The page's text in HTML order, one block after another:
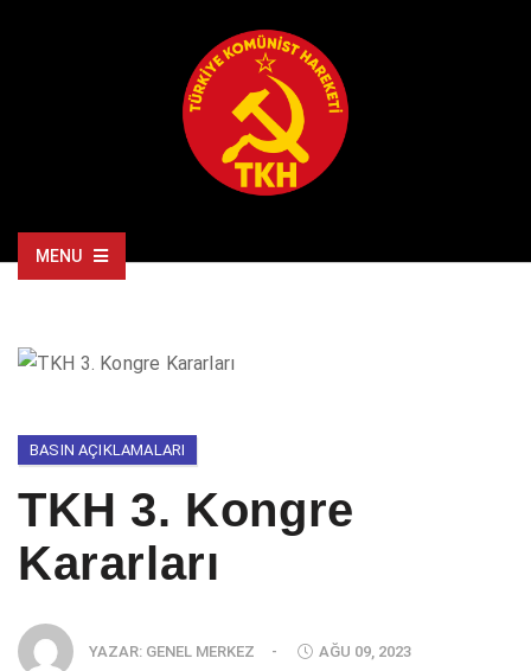
MENU
BASIN AÇIKLAMALARI
TKH 3. Kongre
Kararları
YAZAR: GENEL MERKEZ - AĞU 09, 2023